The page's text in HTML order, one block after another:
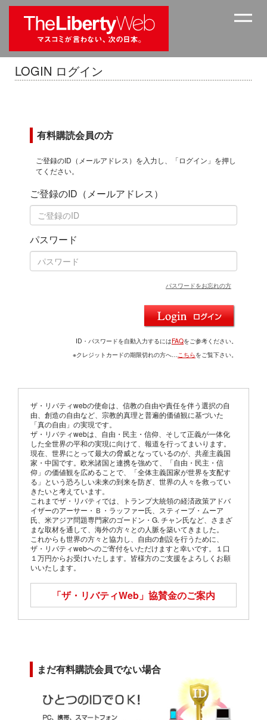
LOGIN ログイン
有料購読会員の方
ご登録のID（メールアドレス）を入力し、「ログイン」を押し
てください。
ご登録のID（メールアドレス）
パスワード
パスワードをお忘れの方
ID・パスワードを自動入力するにはFAQをご参考ください。
※クレジットカードの期限切れの方へ…こちらをご覧下さい。
ザ・リバティwebの使命は、信教の自由や責任を伴う選択の自
由、創造の自由など、宗教的真理と普遍的価値観に基づいた
「真の自由」の実現です。
ザ・リバティwebは、自由・民主・信仰、そして正義が一体化
した全世界の平和の実現に向けて、報道を行ってまいります。
現在、世界にとって最大の脅威となっているのが、共産主義国
家・中国です。欧米諸国と連携を強めて、「自由・民主・信
仰」の価値観を広めることで、「全体主義国家が世界を支配す
る」という恐ろしい未来の到来を防ぎ、世界の人々を救ってい
きたいと考えています。
これまでザ・リバティでは、トランプ大統領の経済政策アドバ
イザーのアーサー・Ｂ・ラッファー氏、スティーブ・ムーア
氏、米アジア問題専門家のゴードン・G. チャン氏など、さまざ
まな取材を通して、海外の方々との人脈を築いてきました。
これからも世界の方々と協力し、自由の創設を行うために、
ザ・リバティwebへのご寄付をいただけますと幸いです。１口
１万円からお受けいたします。皆様方のご支援をよろしくお願
いいたします。
「ザ・リバティWeb」 協賛金のご案内
まだ有料購読会員でない場合